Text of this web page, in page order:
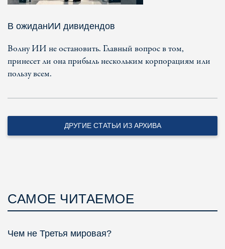
В ожиданИИ дивидендов
Волну ИИ не остановить. Главный вопрос в том,
принесет ли она прибыль нескольким корпорациям или
пользу всем.
ДРУГИЕ СТАТЬИ ИЗ АРХИВА
САМОЕ ЧИТАЕМОЕ
Чем не Третья мировая?